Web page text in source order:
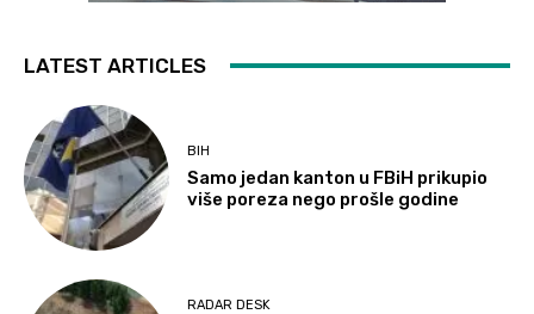
LATEST ARTICLES
BIH
Samo jedan kanton u FBiH prikupio
više poreza nego prošle godine
RADAR DESK